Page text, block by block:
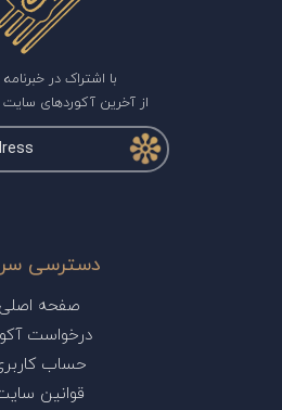
با اشتراک در خبرنامه
از آخرین آکوردهای سایت
دسترسی
صفحه اصلی
درخواست
حساب
قوانین